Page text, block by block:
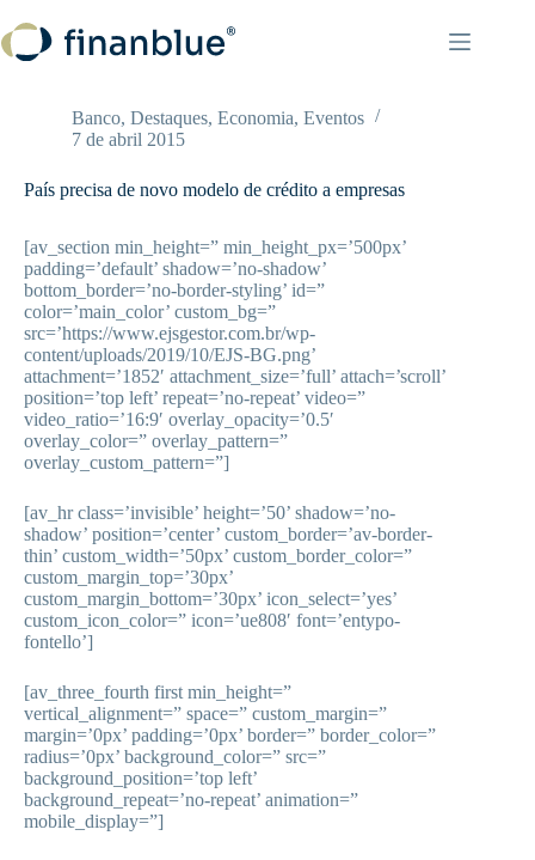
para
o
Banco, Destaques, Economia, Eventos
7 de abril 2015
País precisa de novo modelo de crédito a empresas
[av_section min_height=” min_height_px=’500px’
padding=’default’ shadow=’no-shadow’
bottom_border=’no-border-styling’ id=”
color=’main_color’ custom_bg=”
src=’https://www.ejsgestor.com.br/wp-
content/uploads/2019/10/EJS-BG.png’
attachment=’1852′ attachment_size=’full’ attach=’scroll’
position=’top left’ repeat=’no-repeat’ video=”
video_ratio=’16:9′ overlay_opacity=’0.5′
overlay_color=” overlay_pattern=”
overlay_custom_pattern=”]
[av_hr class=’invisible’ height=’50’ shadow=’no-
shadow’ position=’center’ custom_border=’av-border-
thin’ custom_width=’50px’ custom_border_color=”
custom_margin_top=’30px’
custom_margin_bottom=’30px’ icon_select=’yes’
custom_icon_color=” icon=’ue808′ font=’entypo-
fontello’]
[av_three_fourth first min_height=”
vertical_alignment=” space=” custom_margin=”
margin=’0px’ padding=’0px’ border=” border_color=”
radius=’0px’ background_color=” src=”
background_position=’top left’
background_repeat=’no-repeat’ animation=”
mobile_display=”]